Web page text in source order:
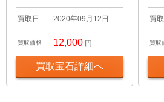
買取日 2020年09月12日
買取価格 12,000 円
買取宝石詳細へ
買
買取